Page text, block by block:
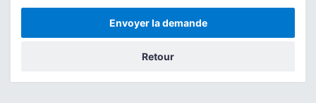
Envoyer la demande
Retour